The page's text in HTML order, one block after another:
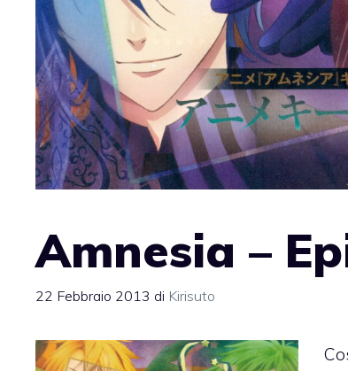
Amnesia –
22 Febbraio 2013 di Kirisuto